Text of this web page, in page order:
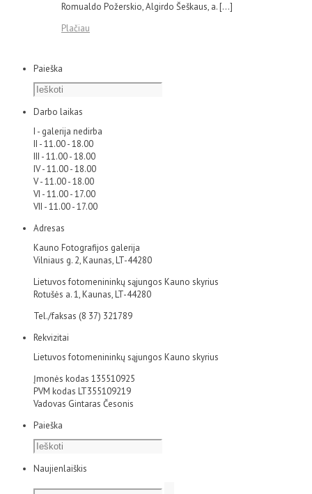
Romualdo Požerskio, Algirdo Šeškaus, a. […]
Plačiau
Paieška
Darbo laikas
I - galerija nedirba
II - 11.00 - 18.00
III - 11.00 - 18.00
IV - 11.00 - 18.00
V - 11.00 - 18.00
VI - 11.00 - 17.00
VII - 11.00 - 17.00
Adresas
Kauno Fotografijos galerija
Vilniaus g. 2, Kaunas, LT-44280
Lietuvos fotomenininkų sąjungos Kauno skyrius
Rotušės a. 1, Kaunas, LT-44280
Tel./faksas (8 37) 321789
Rekvizitai
Lietuvos fotomenininkų sąjungos Kauno skyrius
Įmonės kodas 135510925
PVM kodas LT355109219
Vadovas Gintaras Česonis
Paieška
Naujienlaiškis